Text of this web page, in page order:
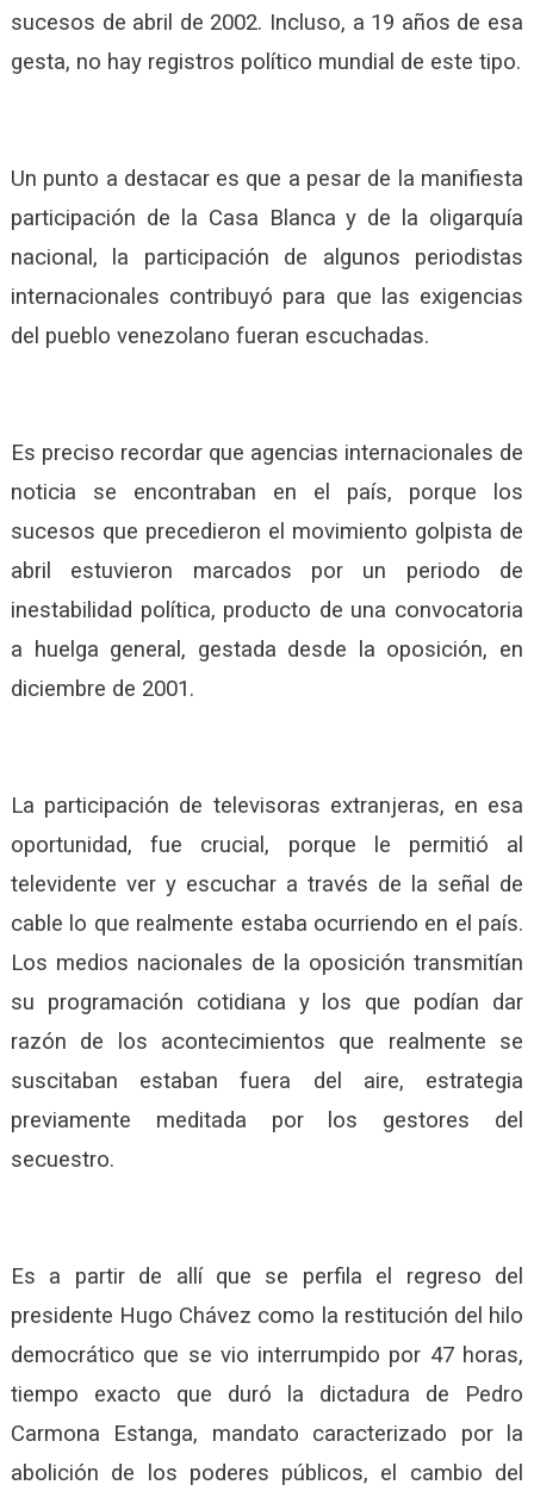
sucesos de abril de 2002. Incluso, a 19 años de esa
gesta, no hay registros político mundial de este tipo.
Un punto a destacar es que a pesar de la manifiesta
participación de la Casa Blanca y de la oligarquía
nacional, la participación de algunos periodistas
internacionales contribuyó para que las exigencias
del pueblo venezolano fueran escuchadas.
Es preciso recordar que agencias internacionales de
noticia se encontraban en el país, porque los
sucesos que precedieron el movimiento golpista de
abril estuvieron marcados por un periodo de
inestabilidad política, producto de una convocatoria
a huelga general, gestada desde la oposición, en
diciembre de 2001.
La participación de televisoras extranjeras, en esa
oportunidad, fue crucial, porque le permitió al
televidente ver y escuchar a través de la señal de
cable lo que realmente estaba ocurriendo en el país.
Los medios nacionales de la oposición transmitían
su programación cotidiana y los que podían dar
razón de los acontecimientos que realmente se
suscitaban estaban fuera del aire, estrategia
previamente meditada por los gestores del
secuestro.
Es a partir de allí que se perfila el regreso del
presidente Hugo Chávez como la restitución del hilo
democrático que se vio interrumpido por 47 horas,
tiempo exacto que duró la dictadura de Pedro
Carmona Estanga, mandato caracterizado por la
abolición de los poderes públicos, el cambio del